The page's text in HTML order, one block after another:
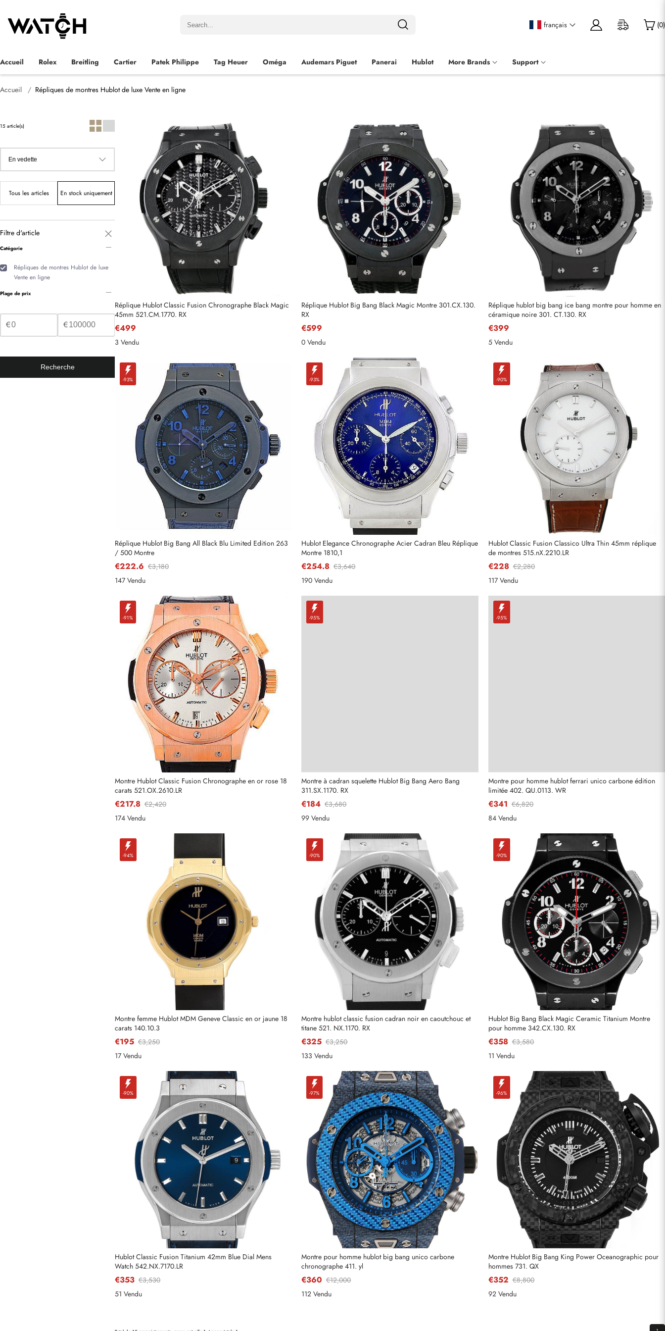
français (0)
Accueil Rolex Breitling Cartier Patek Philippe Tag Heuer Oméga Audemars Piguet Panerai Hublot More Brands Support
Accueil Répliques de montres Hublot de luxe Vente en ligne
15 article(s)
Tous les articles En stock uniquement
Filtre d'article
Catégorie
Répliques de montres Hublot de luxe
Vente en ligne
Plage de prix
€ €
Recherche
Réplique Hublot Classic Fusion Chronographe Black Magic
45mm 521.CM.1770. RX
€499
3 Vendu
Réplique Hublot Big Bang Black Magic Montre 301.CX.130.
RX
€599
0 Vendu
Réplique hublot big bang ice bang montre pour homme en
céramique noire 301. CT.130. RX
€399
5 Vendu
-93%
Réplique Hublot Big Bang All Black Blu Limited Edition 263
/ 500 Montre
€222.6 €3,180
147 Vendu
-93%
Hublot Elegance Chronographe Acier Cadran Bleu Réplique
Montre 1810,1
€254.8 €3,640
190 Vendu
-90%
Hublot Classic Fusion Classico Ultra Thin 45mm réplique
de montres 515.nX.2210.LR
€228 €2,280
117 Vendu
-91%
Montre Hublot Classic Fusion Chronographe en or rose 18
carats 521.OX.2610.LR
€217.8 €2,420
174 Vendu
-95%
Montre à cadran squelette Hublot Big Bang Aero Bang
311.SX.1170. RX
€184 €3,680
99 Vendu
-95%
Montre pour homme hublot ferrari unico carbone édition
limitée 402. QU.0113. WR
€341 €6,820
84 Vendu
-94%
Montre femme Hublot MDM Geneve Classic en or jaune 18
carats 140.10.3
€195 €3,250
17 Vendu
-90%
Montre hublot classic fusion cadran noir en caoutchouc et
titane 521. NX.1170. RX
€325 €3,250
133 Vendu
-90%
Hublot Big Bang Black Magic Ceramic Titanium Montre
pour homme 342.CX.130. RX
€358 €3,580
11 Vendu
-90%
Hublot Classic Fusion Titanium 42mm Blue Dial Mens
Watch 542.NX.7170.LR
€353 €3,530
51 Vendu
-97%
Montre pour homme hublot big bang unico carbone
chronographe 411. yl
€360 €12,000
112 Vendu
-96%
Montre Hublot Big Bang King Power Oceanographic pour
hommes 731. QX
€352 €8,800
92 Vendu
Nom
Adresse e-mail
Message
Envoyer